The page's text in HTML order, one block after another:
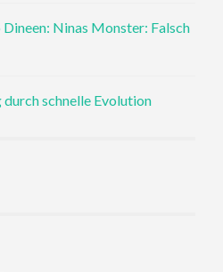
Ninas Monster: Falsch
schnelle Evolution